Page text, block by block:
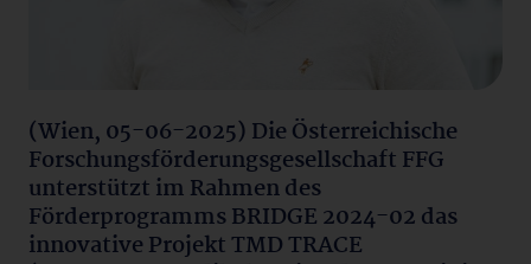
(Wien, 05-06-2025) Die Österreichische
Forschungsförderungsgesellschaft FFG
unterstützt im Rahmen des
Förderprogramms BRIDGE 2024-02 das
innovative Projekt TMD TRACE